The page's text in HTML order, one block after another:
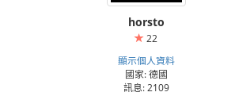
horsto
22
顯示個人資料
國家: 德國
訊息: 2109